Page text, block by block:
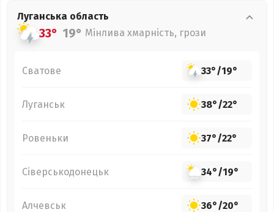
Луганська область
33° 19° Мінлива хмарність, грози
Сватове 33°/19°
Луганськ 38°/22°
Ровеньки 37°/22°
Сіверськодонецьк 34°/19°
Алчевськ 36°/20°